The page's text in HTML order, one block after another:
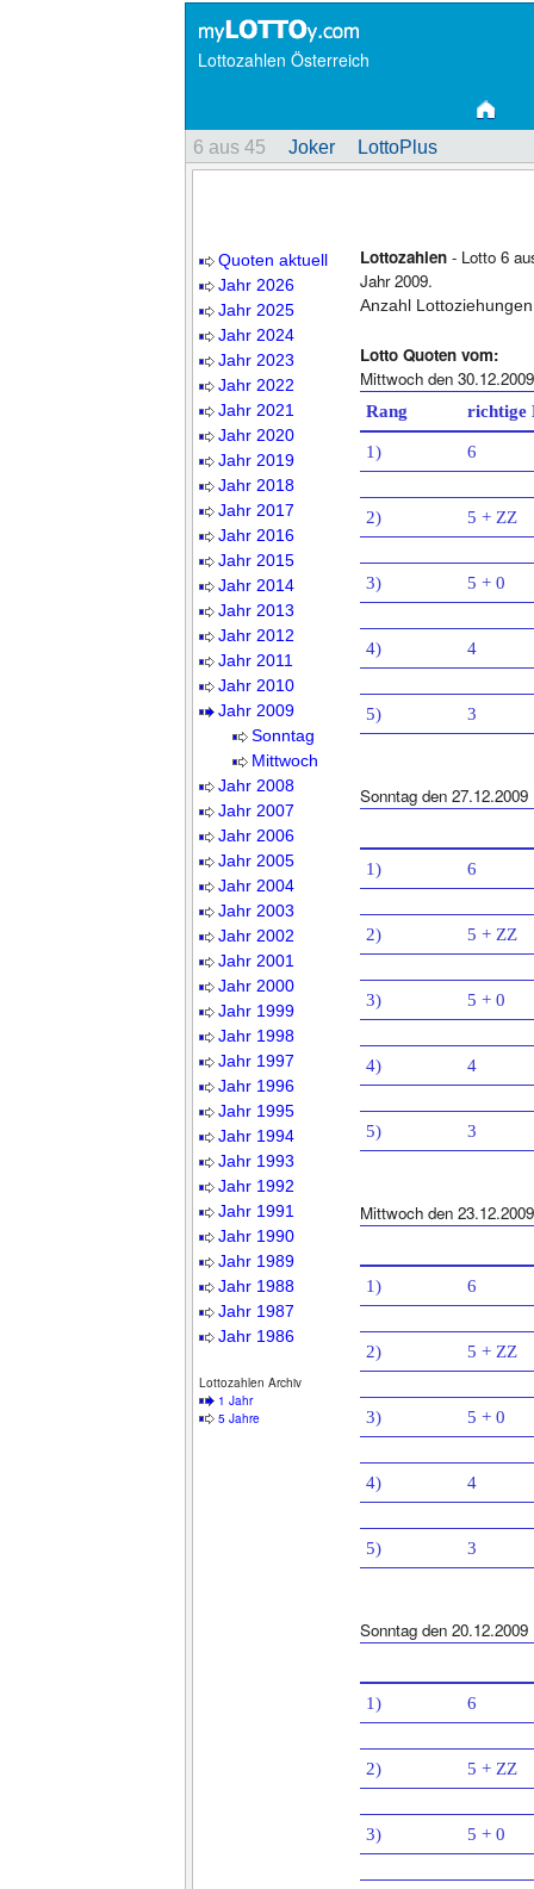
Lottozahlen Österreich
6 aus 45 Joker LottoPlus
Quoten aktuell
Jahr 2026
Jahr 2025
Jahr 2024
Jahr 2023
Jahr 2022
Jahr 2021
Jahr 2020
Jahr 2019
Jahr 2018
Jahr 2017
Jahr 2016
Jahr 2015
Jahr 2014
Jahr 2013
Jahr 2012
Jahr 2011
Jahr 2010
Jahr 2009
Sonntag
Mittwoch
Jahr 2008
Jahr 2007
Jahr 2006
Jahr 2005
Jahr 2004
Jahr 2003
Jahr 2002
Jahr 2001
Jahr 2000
Jahr 1999
Jahr 1998
Jahr 1997
Jahr 1996
Jahr 1995
Jahr 1994
Jahr 1993
Jahr 1992
Jahr 1991
Jahr 1990
Jahr 1989
Jahr 1988
Jahr 1987
Jahr 1986
Lottozahlen Archiv
1 Jahr
5 Jahre
Lottozahlen - Lotto 6
Jahr 2009.
Anzahl
Lotto Quoten vom:
Mittwoch den 30.12.2009
Rang richtige
1) 6
2) 5 + ZZ
3) 5 + 0
4) 4
5) 3
Sonntag den 27.12.2009
1) 6
2) 5 + ZZ
3) 5 + 0
4) 4
5) 3
Mittwoch den 23.12.2009
1) 6
2) 5 + ZZ
3) 5 + 0
4) 4
5) 3
Sonntag den 20.12.2009
1) 6
2) 5 + ZZ
3) 5 + 0